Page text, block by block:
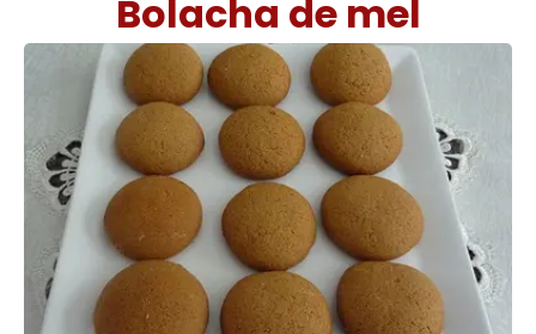
Bolacha de mel